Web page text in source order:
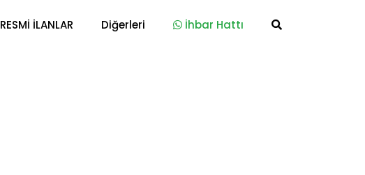
RESMİ İLANLAR Diğerleri İhbar Hattı